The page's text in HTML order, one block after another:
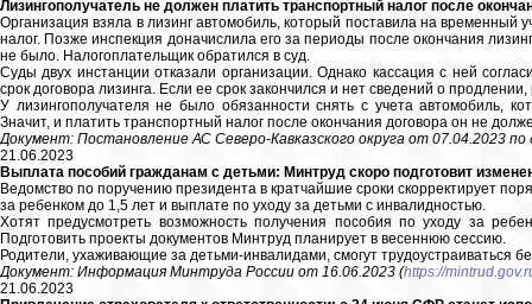
Лизингополучатель не должен платить транспортный налог после
Организация взяла в лизинг автомобиль, который поставила на временный
налог. Позже инспекция доначислила его за периоды после окончания
не было. Налогоплательщик обратился в суд.
Суды двух инстанции отказали организации. Однако кассация с ней
срок договора лизинга. Если ее срок закончился и нет сведений о
У лизингополучателя не было обязанности снять с учета автомобиль,
Значит, и платить транспортный налог после окончания договора он не
Документ: Постановление АС Северо-Кавказского округа от 07.04.2023 по
21.06.2023
Выплата пособий гражданам с детьми: Минтруд скоро подготовит
Ведомство по поручению президента в кратчайшие сроки скорректирует
за ребенком до 1,5 лет и выплате по уходу за детьми с инвалидностью.
Хотят предусмотреть возможность получения пособия по уходу за
Подготовить проекты документов Минтруд планирует в весеннюю сессию.
Родители, ухаживающие за детьми-инвалидами, смогут трудоустраиваться
Документ: Информация Минтруда России от 16.06.2023 (https://
21.06.2023